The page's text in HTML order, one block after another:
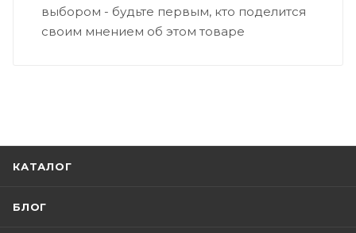
выбором - будьте первым, кто поделится
своим мнением об этом товаре
КАТАЛОГ
БЛОГ